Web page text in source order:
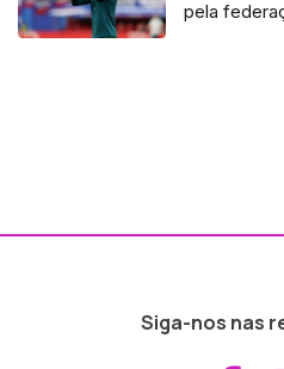
pela
Siga-nos nas